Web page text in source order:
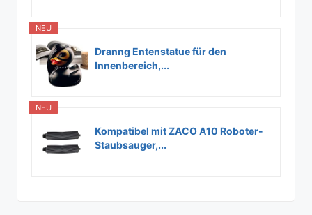
NEU
Dranng Entenstatue für den
Innenbereich,...
NEU
Kompatibel mit ZACO A10 Roboter-
Staubsauger,...